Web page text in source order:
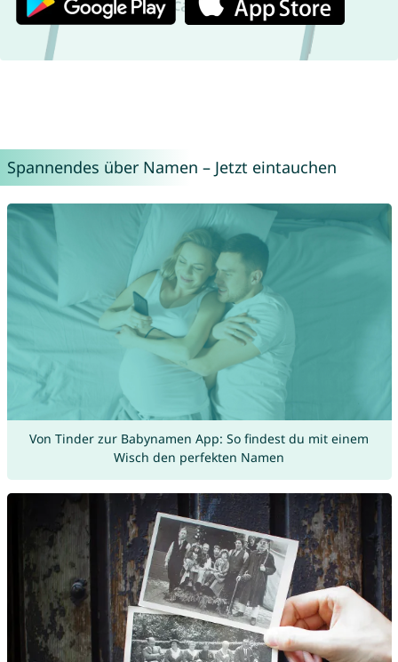
Spannendes über Namen – Jetzt eintauchen
Von Tinder zur Babynamen App: So findest du mit einem
Wisch den perfekten Namen